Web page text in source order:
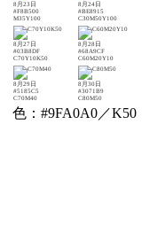
8月23日
#F8B500
M35Y100
8月24日
#BE8915
C30M50Y100
8月27日
#03B8DF
C70Y10K50
8月28日
#68A9CF
C60M20Y10
8月29日
#5185C5
C70M40
8月30日
#3071B9
C80M50
色：#9FA0A0／K50